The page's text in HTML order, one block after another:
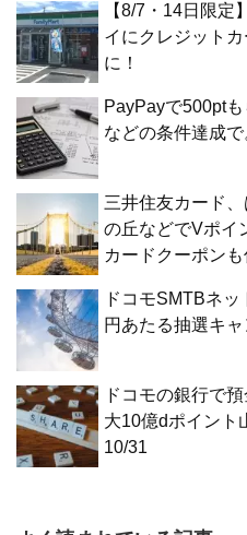
【8/7・14日限定
イにクレジット
に！
PayPayで500pt
などの条件達成
三井住友カード
の丘などでVポイ
カードクーポン
ドコモSMTBネ
円あたる抽選キ
ドコモの銀行で
大10億dポイント
10/31